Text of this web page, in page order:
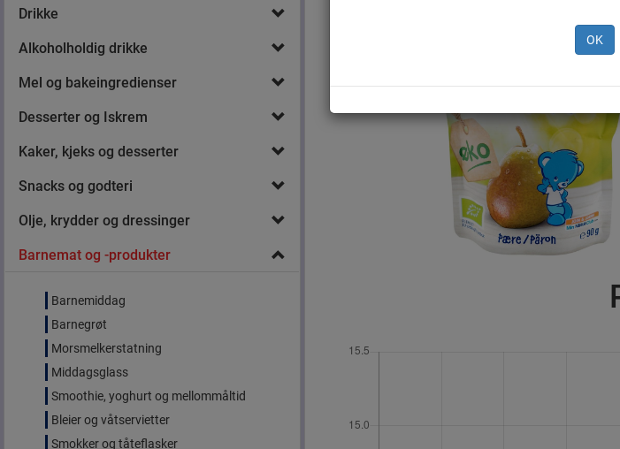
Drikke
Alkoholholdig drikke
Mel og bakeingredienser
Desserter og Iskrem
Kaker, kjeks og desserter
Snacks og godteri
Olje, krydder og dressinger
Barnemat og -produkter
Barnemiddag
Barnegrøt
Morsmelkerstatning
Middagsglass
Smoothie, yoghurt og mellommåltid
Bleier og våtservietter
Smokker og tåteflasker
OK